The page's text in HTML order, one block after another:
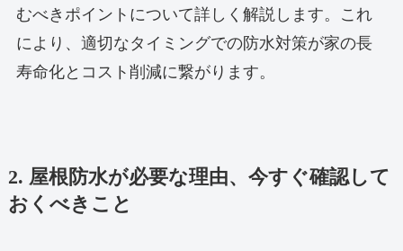
むべきポイントについて詳しく解説します。これ
により、適切なタイミングでの防水対策が家の長
寿命化とコスト削減に繋がります。
2. 屋根防水が必要な理由、今すぐ確認して
おくべきこと